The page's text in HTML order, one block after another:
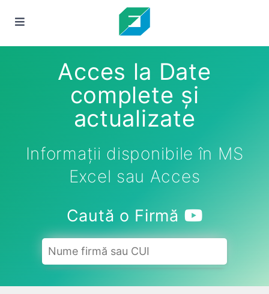
Acces la Date
complete și
actualizate
Informații disponibile în MS
Excel sau Acces
Caută o Firmă